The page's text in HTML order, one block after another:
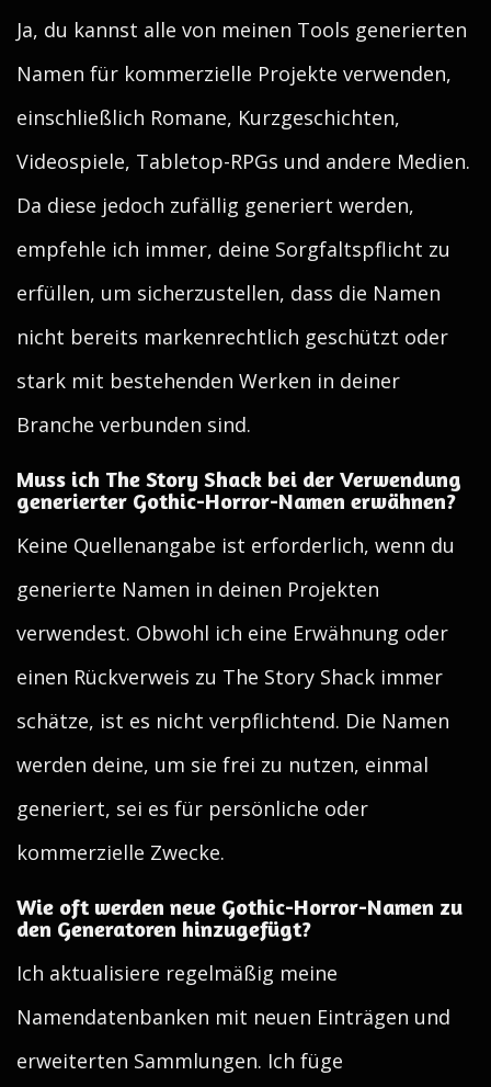
Ja, du kannst alle von meinen Tools generierten
Namen für kommerzielle Projekte verwenden,
einschließlich Romane, Kurzgeschichten,
Videospiele, Tabletop-RPGs und andere Medien.
Da diese jedoch zufällig generiert werden,
empfehle ich immer, deine Sorgfaltspflicht zu
erfüllen, um sicherzustellen, dass die Namen
nicht bereits markenrechtlich geschützt oder
stark mit bestehenden Werken in deiner
Branche verbunden sind.
Muss ich The Story Shack bei der Verwendung
generierter Gothic-Horror-Namen erwähnen?
Keine Quellenangabe ist erforderlich, wenn du
generierte Namen in deinen Projekten
verwendest. Obwohl ich eine Erwähnung oder
einen Rückverweis zu The Story Shack immer
schätze, ist es nicht verpflichtend. Die Namen
werden deine, um sie frei zu nutzen, einmal
generiert, sei es für persönliche oder
kommerzielle Zwecke.
Wie oft werden neue Gothic-Horror-Namen zu
den Generatoren hinzugefügt?
Ich aktualisiere regelmäßig meine
Namendatenbanken mit neuen Einträgen und
erweiterten Sammlungen. Ich füge